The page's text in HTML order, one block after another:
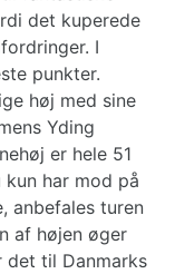
det kuperede
I
punkter.
høj med sine
Yding
er hele 51
har mod på
anbefales turen
af højen øger
det til Danmarks